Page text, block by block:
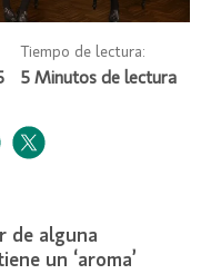
Tiempo de lectura:
de alguna
un ‘aroma’